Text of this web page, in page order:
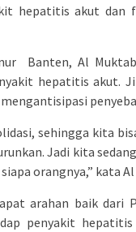
hepatitis akut dan
Banten, Al
hepatitis akut.
sehingga kita
Jadi kita
orangnya,” kata
arahan baik dari
penyakit